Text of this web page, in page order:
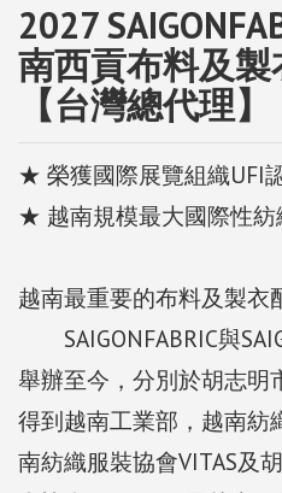
2027
南西貢布料及
【台灣總代理】
★ 榮獲國際展覽組織UFI
★ 越南規模最大國際性
越南最重要的布料及製衣
SAIGONFABRIC與
舉辦至今，分別於胡志明
得到越南工業部，越南紡
南紡織服裝協會VITAS及